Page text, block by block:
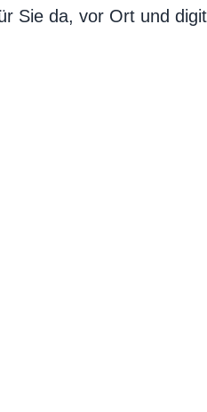
Sie da, vor Ort und